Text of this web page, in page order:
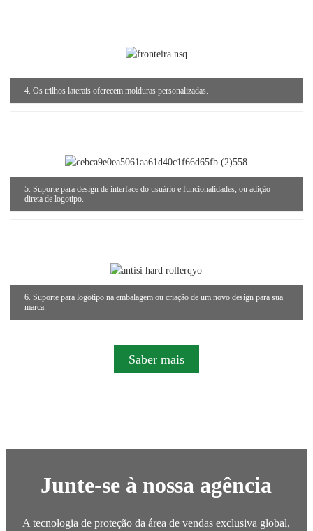
4. Os trilhos laterais oferecem molduras personalizadas.
5. Suporte para design de interface do usuário e funcionalidades, ou adição
direta de logotipo.
6. Suporte para logotipo na embalagem ou criação de um novo design para sua
marca.
Saber mais
Junte-se à nossa agência
A tecnologia de proteção da área de vendas exclusiva global,